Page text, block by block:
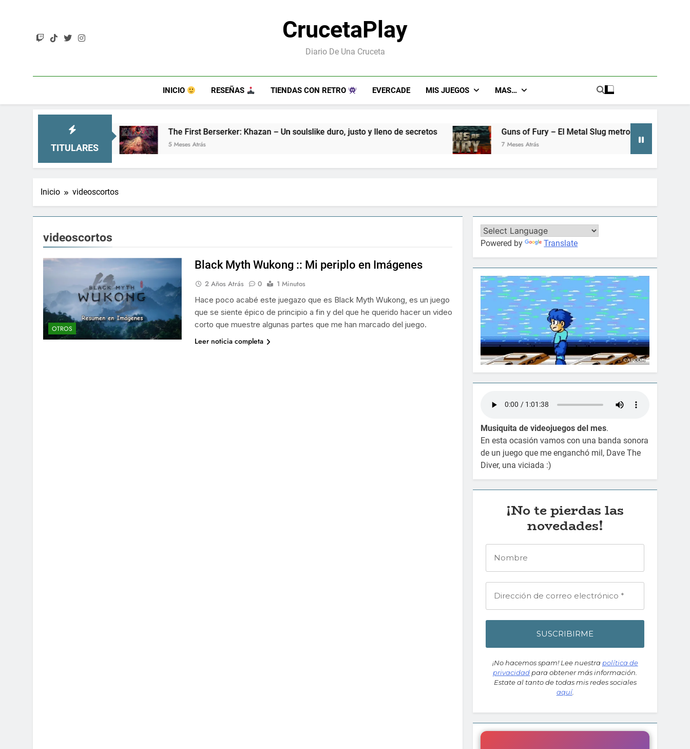
CrucetaPlay
Diario De Una Cruceta
INICIO RESEÑAS TIENDAS CON RETRO EVERCADE MIS JUEGOS MAS…
TITULARES
The First Berserker: Khazan – Un soulslike duro, justo y lleno de secretos
5 Meses Atrás
Guns of Fury – El Metal Slug metroidvania que no sabías que
7 Meses Atrás
Inicio videoscortos
videoscortos
OTROS
Black Myth Wukong :: Mi periplo en Imágenes
2 Años Atrás 0
1 Minutos
Hace poco acabé este juegazo que es Black Myth Wukong, es un juego
que se siente épico de principio a fin y del que he querido hacer un video
corto que muestre algunas partes que me han marcado del juego.
Leer noticia completa
Powered by Translate
Musiquita de videojuegos del mes.
En esta ocasión vamos con una banda sonora
de un juego que me enganchó mil, Dave The
Diver, una viciada :)
¡No te pierdas las
novedades!
¡No hacemos spam! Lee nuestra política de
privacidad para obtener más información.
Estate al tanto de todas mis redes sociales
aquí.